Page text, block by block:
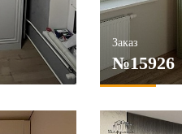
Заказ
№15926